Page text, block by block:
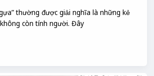
thường được giải nghĩa là những kẻ
còn tính người. Đây